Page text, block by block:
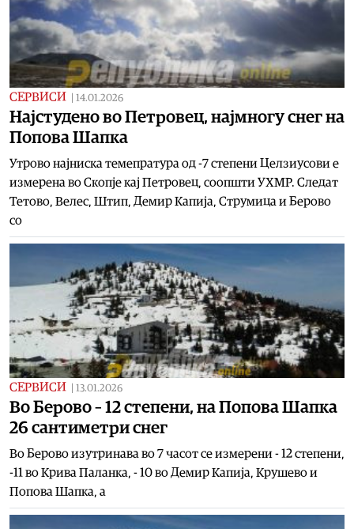
СЕРВИСИ 14.01.2026
Најстудено во Петровец, најмногу снег на
Попова Шапка
Утрово најниска темепратура од -7 степени Целзиусови е
измерена во Скопје кај Петровец, соопшти УХМР. Следат
Тетово, Велес, Штип, Демир Капија, Струмица и Берово
со
СЕРВИСИ 13.01.2026
Во Берово – 12 степени, на Попова Шапка
26 сантиметри снег
Во Берово изутринава во 7 часот се измерени - 12 степени,
-11 во Крива Паланка, - 10 во Демир Капија, Kрушево и
Попова Шапка, а